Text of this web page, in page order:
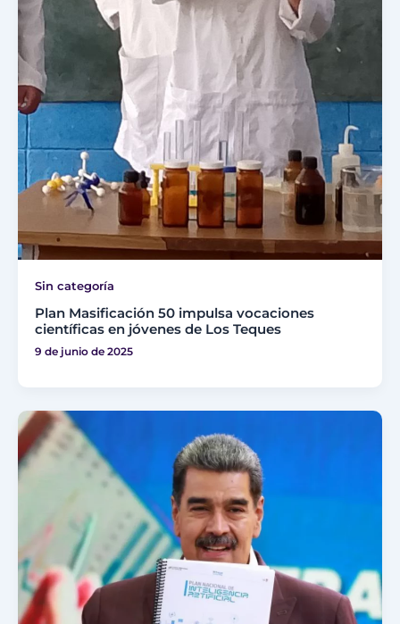
Sin categoría
Plan Masificación 50 impulsa vocaciones
científicas en jóvenes de Los Teques
9 de junio de 2025